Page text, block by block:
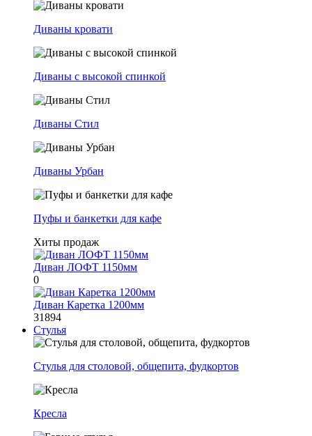
Диваны кровати
Диваны с высокой спинкой
Диваны Стил
Диваны Урбан
Пуфы и банкетки для кафе
Хиты продаж
Диван ЛОФТ 1150мм
0
Диван Каретка 1200мм
31894
Стулья
Стулья для столовой, общепита, фудкортов
Кресла